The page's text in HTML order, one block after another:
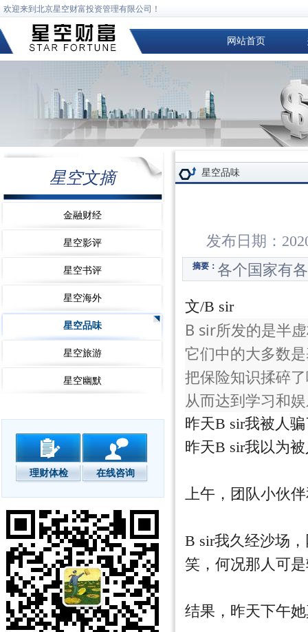
欢迎来到北京星空财富投资管理有限公司！
网站首页
星空文摘
金融财经
星空影评
星空书评
星空海外
星空品味
星空旅游
星空幽默
理财体检 在线咨询
星空品味
发布日期：
摘要： 各个国家有
文/B sir
B sir所发的是半
它们中的大多数
把保险知识揉碎
从而达到学习和
昨天B sir我被人
昨天B sir我以为
上午，团队小伙
B sir我久经沙场
笑，何况那人可
结果，昨天下午